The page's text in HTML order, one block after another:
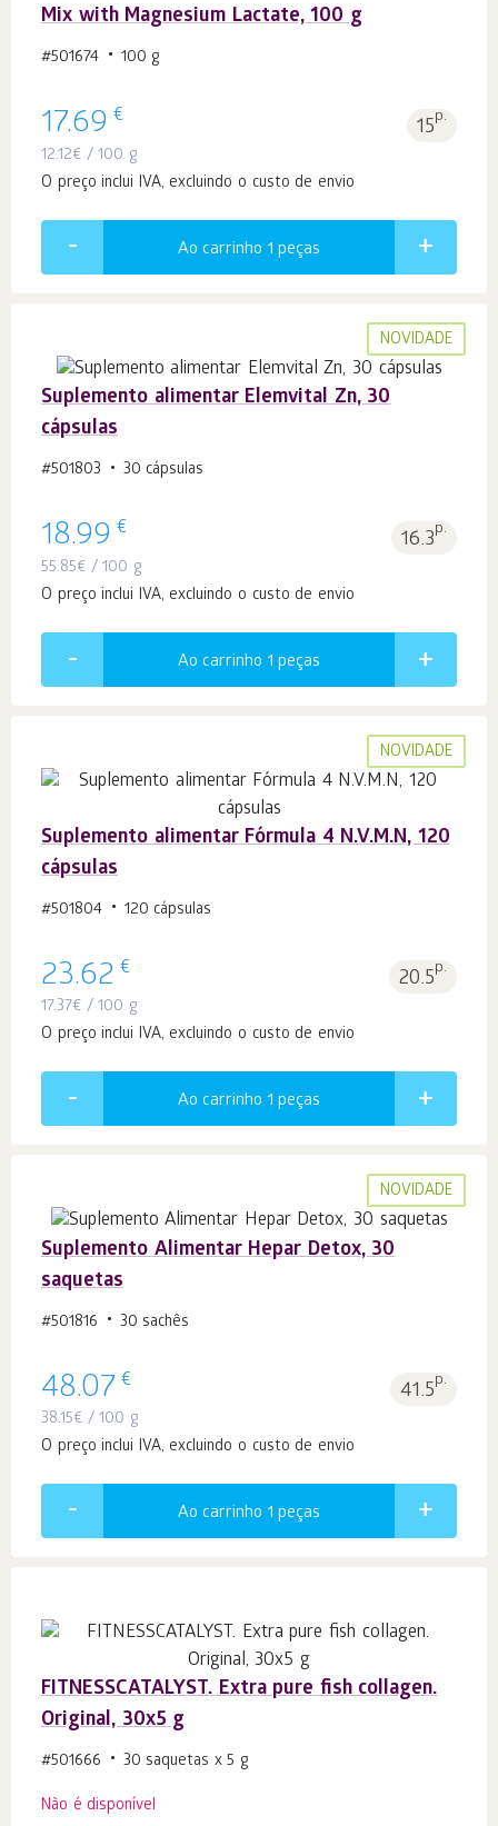
Mix with Magnesium Lactate, 100 g
#501674 100 g
17.69 € 15p.
12.12€ / 100 g
O preço inclui IVA, excluindo o custo de envio
Ao carrinho 1 peças
NOVIDADE
Suplemento alimentar Elemvital Zn, 30
cápsulas
#501803 30 cápsulas
18.99 € 16.3p.
55.85€ / 100 g
O preço inclui IVA, excluindo o custo de envio
Ao carrinho 1 peças
NOVIDADE
Suplemento alimentar Fórmula 4 N.V.M.N, 120
cápsulas
#501804 120 cápsulas
23.62 € 20.5p.
17.37€ / 100 g
O preço inclui IVA, excluindo o custo de envio
Ao carrinho 1 peças
NOVIDADE
Suplemento Alimentar Hepar Detox, 30
saquetas
#501816 30 sachês
48.07 € 41.5p.
38.15€ / 100 g
O preço inclui IVA, excluindo o custo de envio
Ao carrinho 1 peças
FITNESSCATALYST. Extra pure fish collagen.
Original, 30x5 g
#501666 30 saquetas x 5 g
Não é disponível